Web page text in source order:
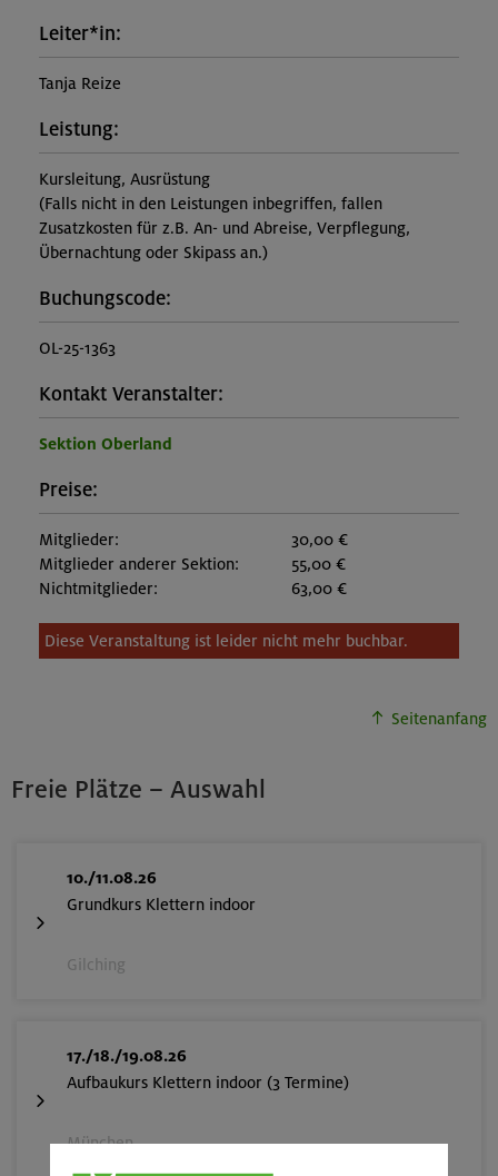
Leiter*in:
Tanja Reize
Leistung:
Kursleitung, Ausrüstung
(Falls nicht in den Leistungen inbegriffen, fallen
Zusatzkosten für z.B. An- und Abreise, Verpflegung,
Übernachtung oder Skipass an.)
Buchungscode:
OL-25-1363
Kontakt Veranstalter:
Sektion Oberland
Preise:
Mitglieder:
30,00 €
Mitglieder anderer Sektion:
55,00 €
Nichtmitglieder:
63,00 €
Diese Veranstaltung ist leider nicht mehr buchbar.
Seitenanfang
Freie Plätze – Auswahl
10./11.08.26
Grundkurs Klettern indoor
Gilching
17./18./19.08.26
Aufbaukurs Klettern indoor (3 Termine)
München